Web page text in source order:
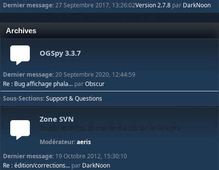
Dernier message:27 Septembre 2017, 13:26:02Version 2.7.8 par DarkNoon
Archives
OGSpy 3.3.7
Dernier message:20 Septembre 2020, 12:44:59
Re : Bug affichage phala... parObscur
Sous-Sections Support & Questions
Zone SVN
Toutes les infos, demande d'accés sur le SVN/Jira
Modérateur:aeris
Dernier message: 19 Octobre 2012, 15:30:10
Re : édition/corrections... par DarkNoon